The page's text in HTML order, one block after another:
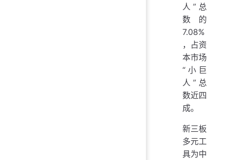
人”总
数的
7.08%
，占资
本市场
“小巨
人”总
数近四
成。
新三板
多元工
具为中